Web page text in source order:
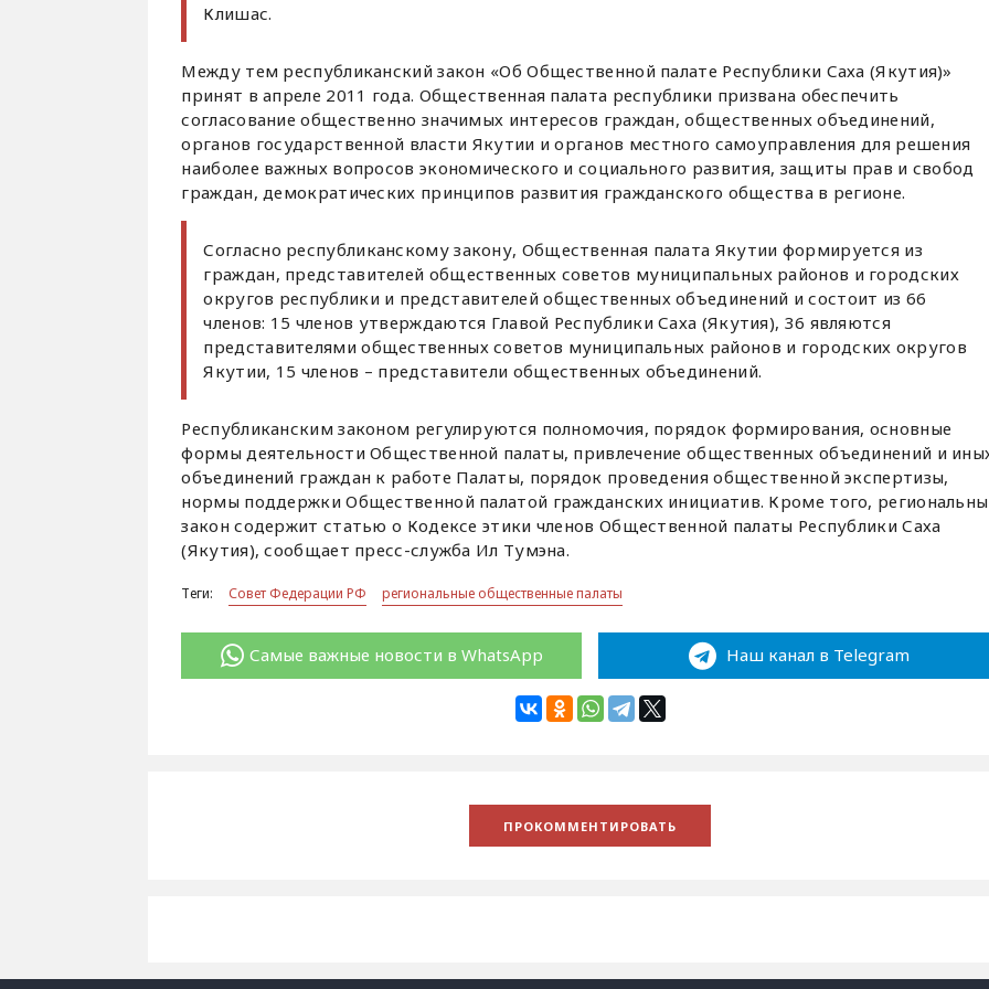
Клишас.
Между тем республиканский закон «Об Общественной палате Республики Саха (Якутия)»
принят в апреле 2011 года. Общественная палата республики призвана обеспечить
согласование общественно значимых интересов граждан, общественных объединений,
органов государственной власти Якутии и органов местного самоуправления для решения
наиболее важных вопросов экономического и социального развития, защиты прав и свобод
граждан, демократических принципов развития гражданского общества в регионе.
Согласно республиканскому закону, Общественная палата Якутии формируется из
граждан, представителей общественных советов муниципальных районов и городских
округов республики и представителей общественных объединений и состоит из 66
членов: 15 членов утверждаются Главой Республики Саха (Якутия), 36 являются
представителями общественных советов муниципальных районов и городских округов
Якутии, 15 членов – представители общественных объединений.
Республиканским законом регулируются полномочия, порядок формирования, основные
формы деятельности Общественной палаты, привлечение общественных объединений и
объединений граждан к работе Палаты, порядок проведения общественной экспертизы,
нормы поддержки Общественной палатой гражданских инициатив. Кроме того,
закон содержит статью о Кодексе этики членов Общественной палаты Республики Саха
(Якутия), сообщает пресс-служба Ил Тумэна.
Теги: Совет Федерации РФ региональные общественные палаты
Самые важные новости в WhatsApp Наш канал в Telegram